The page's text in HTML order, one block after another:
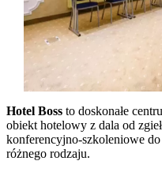
Hotel Boss to doskonałe
obiekt hotelowy z dala od
konferencyjno-szkoleniowe
różnego rodzaju.